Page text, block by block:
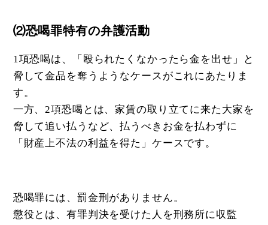
⑵恐喝罪特有の弁護活動
1項恐喝は、「殴られたくなかったら金を出せ」と
脅して金品を奪うようなケースがこれにあたりま
す。
一方、2項恐喝とは、家賃の取り立てに来た大家を
脅して追い払うなど、払うべきお金を払わずに
「財産上不法の利益を得た」ケースです。
恐喝罪には、罰金刑がありません。
懲役とは、有罪判決を受けた人を刑務所に収監